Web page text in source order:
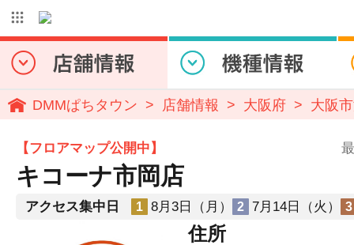
DMMぱちタウン 店舗情報 大阪府 大阪
【フロアマップ公開中】
キコーナ市岡店
アクセス集中日 1 8月3日（月） 2 7月14日（火） 3
住所